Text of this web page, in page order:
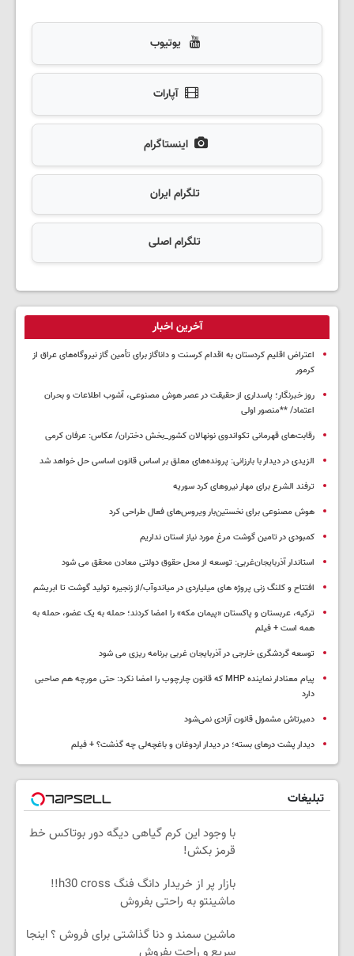
یوتیوب
آپارات
اینستاگرام
تلگرام ایران
تلگرام اصلی
آخرین اخبار
اعتراض اقلیم کردستان به اقدام کرسنت و داناگاز برای تأمین گاز نیروگاه‌های عراق از
کرمور
روز خبرنگار؛ پاسداری از حقیقت در عصر هوش مصنوعی، آشوب اطلاعات و بحران
اعتماد/ **منصور اولی
رقابت‌های قهرمانی تکواندوی نونهالان کشور_بخش دختران/ عکاس: عرفان کرمی
الزیدی در دیدار با بارزانی: پرونده‌های معلق بر اساس قانون اساسی حل خواهد شد
ترفند الشرع برای مهار نیروهای کرد سوریه
هوش مصنوعی برای نخستین‌بار ویروس‌های فعال طراحی کرد
کمبودی در تامین گوشت مرغ مورد نیاز استان نداریم
استاندار آذربایجان‌غربی: توسعه از محل حقوق دولتی معادن محقق می شود
افتتاح و کلنگ زنی پروژه های میلیاردی در میاندوآب/از زنجیره تولید گوشت تا ابریشم
ترکیه، عربستان و پاکستان «پیمان مکه» را امضا کردند؛ حمله به یک عضو، حمله به
همه است + فیلم
توسعه گردشگری خارجی در آذربایجان غربی برنامه ریزی می شود
پیام معنادار نماینده MHP که قانون چارچوب را امضا نکرد: حتی مورچه هم صاحبی
دارد
دمیرتاش مشمول قانون آزادی نمی‌شود
دیدار پشت درهای بسته؛ در دیدار اردوغان و باغچه‌لی چه گذشت؟ + فیلم
تبلیغات
با وجود این کرم گیاهی دیگه دور بوتاکس خط
قرمز بکش!
بازار پر از خریدار دانگ فنگ h30 cross!!
ماشینتو به راحتی بفروش
ماشین سمند و دنا گذاشتی برای فروش ؟ اینجا